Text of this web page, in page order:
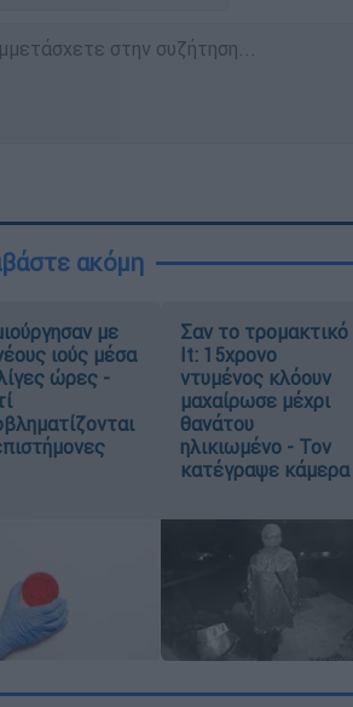
ακόμη
με
ιούς μέσα
ώρες -
Σαν το τρομακτικό
It: 15χρονο
ντυμένος κλόουν
μαχαίρωσε μέχρι
θανάτου
ηλικιωμένο - Τον
κατέγραψε κάμερα